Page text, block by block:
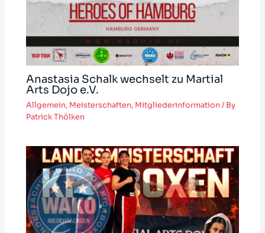
Anastasia Schalk wechselt zu Martial
Arts Dojo e.V.
Allgemein, Meisterschaften, Mitgliederinformation / By
Patrick Thölken